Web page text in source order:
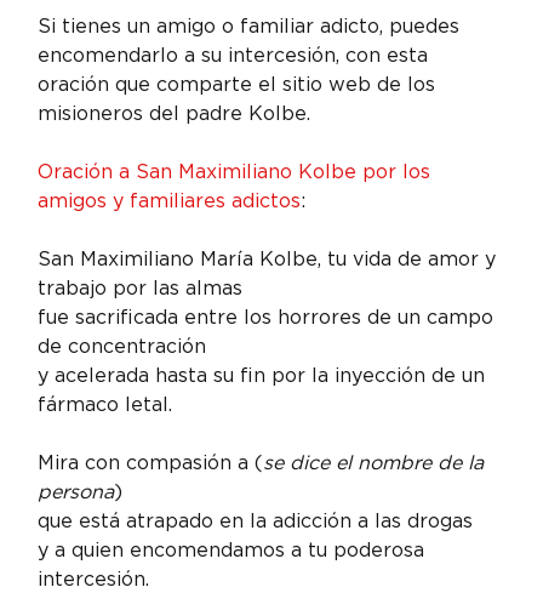
Si tienes un amigo o familiar adicto, puedes
encomendarlo a su intercesión, con esta
oración que comparte el sitio web de los
misioneros del padre Kolbe.
Oración a San Maximiliano Kolbe por los
amigos y familiares adictos:
San Maximiliano María Kolbe, tu vida de amor y
trabajo por las almas
fue sacrificada entre los horrores de un campo
de concentración
y acelerada hasta su fin por la inyección de un
fármaco letal.
Mira con compasión a (se dice el nombre de la
persona)
que está atrapado en la adicción a las drogas
y a quien encomendamos a tu poderosa
intercesión.